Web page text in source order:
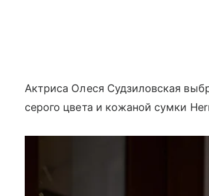
Актриса Олеся Судзиловская
серого цвета и кожаной сумки